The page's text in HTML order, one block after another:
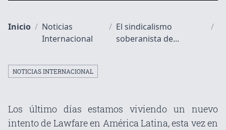
Inicio / Noticias
Internacional
/ El sindicalismo
soberanista de...
/
NOTICIAS INTERNACIONAL
Los último días estamos viviendo un nuevo
intento de Lawfare en América Latina, esta vez en